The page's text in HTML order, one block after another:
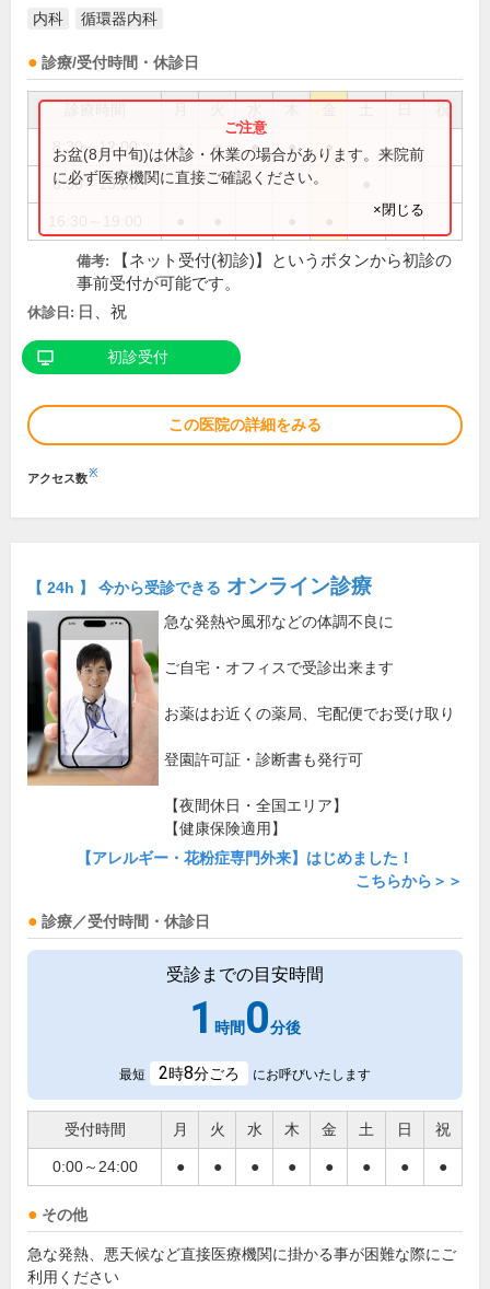
内科 循環器内科
診療/受付時間・休診日
祝
8:30～12:00 ● ● ● ● ●
8:30～13:00
お盆(8月中旬)は休診・休業の場合があります。来院前
に必ず医療機関に直接ご確認ください。
×閉じる
備考:
【ネット受付(初診)】というボタンから初診の
事前受付が可能です。
休診日: 日、祝
初診受付
この医院の詳細をみる
アクセス数※
【 24h 】 今から受診できる オンライン診療
急な発熱や風邪などの体調不良に
ご自宅・オフィスで受診出来ます
お薬はお近くの薬局、宅配便でお受け取り
登園許可証・診断書も発行可
【夜間休日・全国エリア】
【健康保険適用】
【アレルギー・花粉症専門外来】はじめました！
こちらから＞＞
診療／受付時間・休診日
受診までの目安時間
1 時間 0分後
最短 2時8分ごろ にお呼びいたします
受付時間 月 火 水 木 金 土 日 祝
0:00～24:00 ● ● ● ● ● ● ● ●
その他
急な発熱、悪天候など直接医療機関に掛かる事が困難な際にご
利用ください